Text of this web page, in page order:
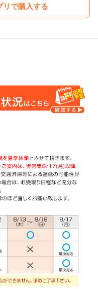
リで購入する